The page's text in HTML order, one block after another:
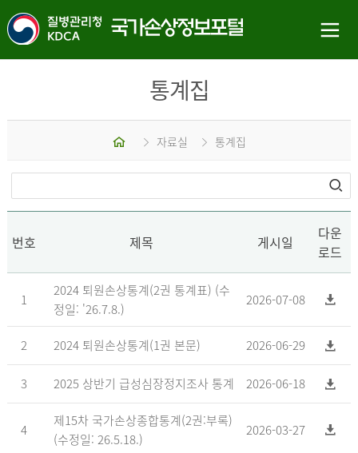
통계집
홈 자료실 통계집
번호 제목 게시일
다운
로드
1
2024 퇴원손상통계(2권 통계표) (수
정일: '26.7.8.)
2026-07-08
2 2024 퇴원손상통계(1권 본문) 2026-06-29
3 2025 상반기 급성심장정지조사 통계 2026-06-18
4
제15차 국가손상종합통계(2권:부록)
(수정일: 26.5.18.)
2026-03-27